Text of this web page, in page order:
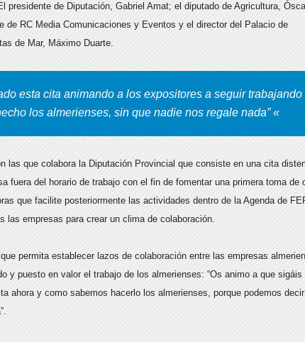
presidente de Diputación, Gabriel Amat; el diputado de Agricultura,
de RC Media Comunicaciones y Eventos y el director del Palacio de
de Mar, Máximo Duarte.
esta cita animando a los expositores a seguir trabajando
los almerienses, sin que nadie nos regale nada” «
las que colabora la Diputación Provincial que consiste en una cita
fuera del horario de trabajo con el fin de fomentar una primera toma de
que facilite posteriormente las actividades dentro de la Agenda de
las empresas para crear un clima de colaboración.
permita establecer lazos de colaboración entre las empresas
y puesto en valor el trabajo de los almerienses: “Os animo a que sigáis
ahora y como sabemos hacerlo los almerienses, porque podemos